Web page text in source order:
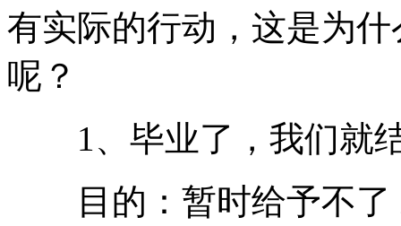
有实际的行动，这是为
呢？
1、毕业了，我们就
目的：暂时给予不了